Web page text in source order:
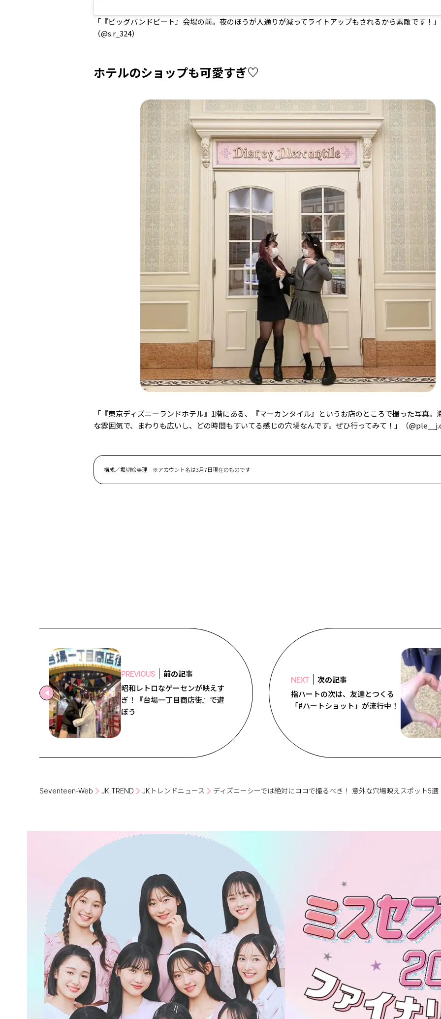
「『ビッグバンドビート』会場の前。夜のほうが人通りが減ってライトアップもされるから素敵です！」
（@s.r_324）
ホテルのショップも可愛すぎ♡
「『東京ディズニーランドホテル』1階にある、『マーカンタイル』というお店のところで撮った写真。
な雰囲気で、まわりも広いし、どの時間もすいてる感じの穴場なんです。ぜひ行ってみて！」（
構成／堀切絵美理 ※アカウント名は3月7日現在のものです
PREVIOUS
前の記事
昭和レトロなゲーセンが映えす
ぎ！『台場一丁目商店街』で遊
ぼう
NEXT
次の記事
指ハートの次は、友達とつくる
「#ハートショット」が流行中！
Seventeen-Web JK TREND JKトレンドニュース ディズニーシーでは絶対にココで撮るべき！ 意外な穴場映えスポット5選